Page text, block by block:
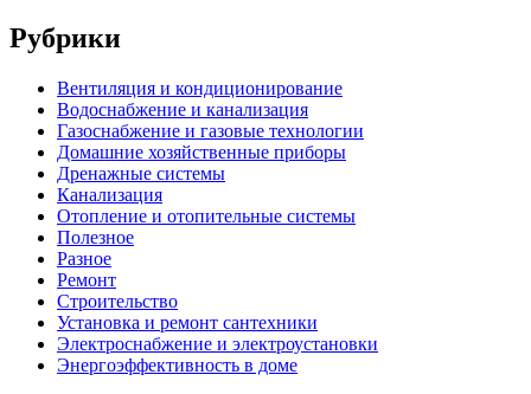
Рубрики
Вентиляция и кондиционирование
Водоснабжение и канализация
Газоснабжение и газовые технологии
Домашние хозяйственные приборы
Дренажные системы
Канализация
Отопление и отопительные системы
Полезное
Разное
Ремонт
Строительство
Установка и ремонт сантехники
Электроснабжение и электроустановки
Энергоэффективность в доме